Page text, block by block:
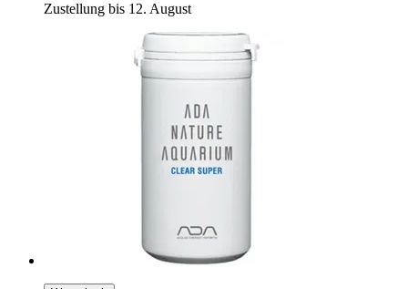
Zustellung bis 12. August